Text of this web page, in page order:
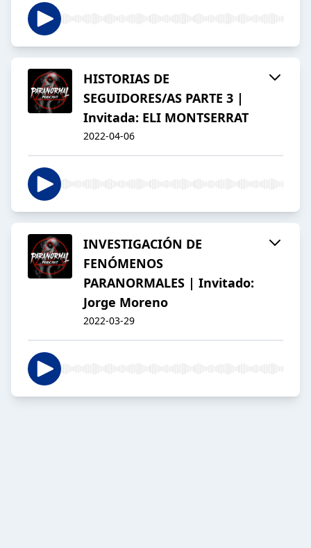
HISTORIAS DE
SEGUIDORES/AS PARTE 3 |
Invitada: ELI MONTSERRAT
2022-04-06
INVESTIGACIÓN DE
FENÓMENOS
PARANORMALES | Invitado:
Jorge Moreno
2022-03-29